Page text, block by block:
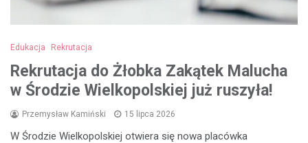
Edukacja Rekrutacja
Rekrutacja do Żłobka Zakątek Malucha
w Środzie Wielkopolskiej już ruszyła!
Przemysław Kamiński 15 lipca 2026
W Środzie Wielkopolskiej otwiera się nowa placówka